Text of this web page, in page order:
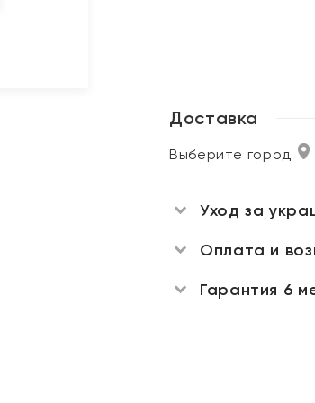
Доставка
Выберите город
Уход за
Оплата и
Гарантия 6